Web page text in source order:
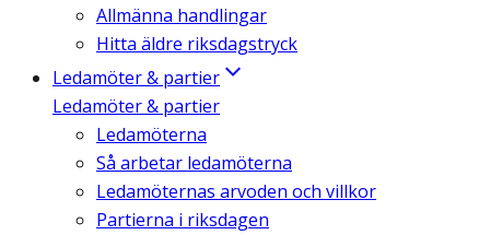
Allmänna handlingar
Hitta äldre riksdagstryck
Ledamöter & partier
Ledamöter & partier
Ledamöterna
Så arbetar ledamöterna
Ledamöternas arvoden och villkor
Partierna i riksdagen